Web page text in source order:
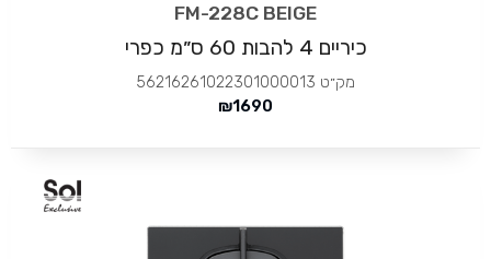
FM-228C BEIGE
כיריים 4 להבות 60 ס״מ כפרי
מק״ט 56216261022301000013
1690
₪